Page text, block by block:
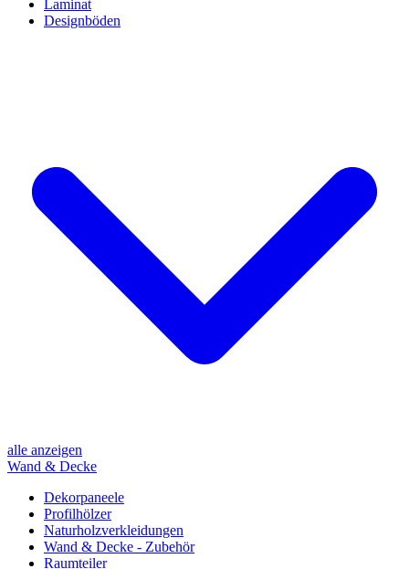
Laminat
Designböden
alle anzeigen
Wand & Decke
Dekorpaneele
Profilhölzer
Naturholzverkleidungen
Wand & Decke - Zubehör
Raumteiler